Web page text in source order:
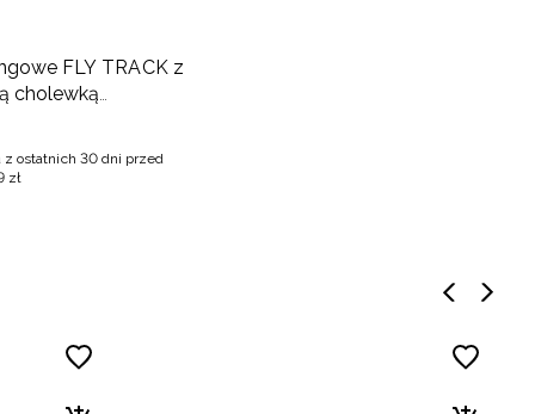
FLY TRACK z
cholewką
z ostatnich 30 dni przed
zł